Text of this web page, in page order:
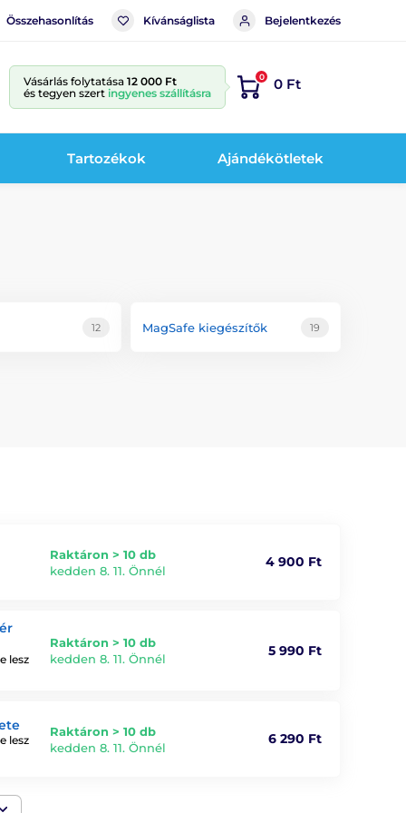
Összehasonlítás Kívánságlista Bejelentkezés
Vásárlás folytatása 12 000 Ft
és tegyen szert ingyenes szállításra
0 0 Ft
Tartozékok Ajándékötletek
12 MagSafe kiegészítők 19
Raktáron > 10 db
kedden 8. 11. Önnél
4 900 Ft
lesz
Raktáron > 10 db
kedden 8. 11. Önnél
5 990 Ft
lesz
Raktáron > 10 db
kedden 8. 11. Önnél
6 290 Ft